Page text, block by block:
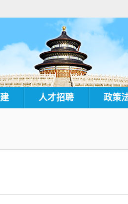
人才招聘 政策